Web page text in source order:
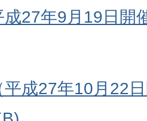
成27年9月19日開
平成27年10月22